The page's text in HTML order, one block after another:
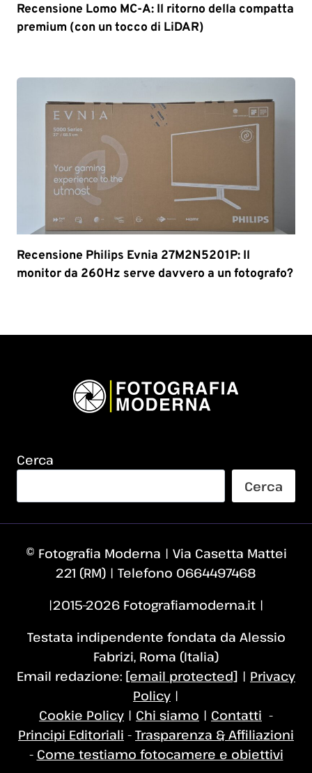
Recensione Lomo MC-A: Il ritorno della compatta
premium (con un tocco di LiDAR)
Recensione Philips Evnia 27M2N5201P: Il
monitor da 260Hz serve davvero a un fotografo?
Cerca
Cerca
© Fotografia Moderna | Via Casetta Mattei
221 (RM) | Telefono 0664497468
|2015–2026 Fotografiamoderna.it |
Testata indipendente fondata da Alessio
Fabrizi, Roma (Italia)
Email redazione: [email protected] | Privacy
Policy |
Cookie Policy | Chi siamo | Contatti -
Principi Editoriali - Trasparenza & Affiliazioni
- Come testiamo fotocamere e obiettivi